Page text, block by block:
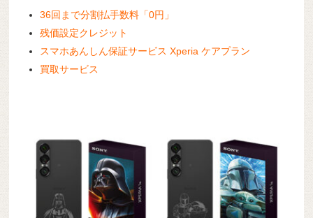
36回まで分割払手数料「0円」
残価設定クレジット
スマホあんしん保証サービス Xperia ケアプラン
買取サービス